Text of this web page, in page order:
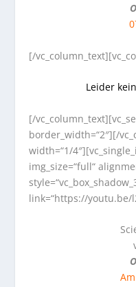
[/
Leider
[/
border_width=“2″][/
width=“1/
img_size=“full“
link=“https://youtu.be/